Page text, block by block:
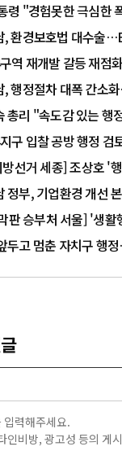
령 "경험못한 극심한
, 환경보호법 대수술
역 재개발 갈등 재점
, 행정절차 대폭 간소
총리 "속도감 있는
구 입찰 공방 행정
방선거 세종] 조상호 '
정부, 기업환경 개선
판 승부처 서울] '생
두고 멈춘 자치구 행